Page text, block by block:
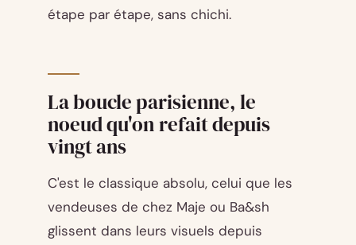
étape par étape, sans chichi.
La boucle parisienne, le
noeud qu'on refait depuis
vingt ans
C'est le classique absolu, celui que les
vendeuses de chez Maje ou Ba&sh
glissent dans leurs visuels depuis